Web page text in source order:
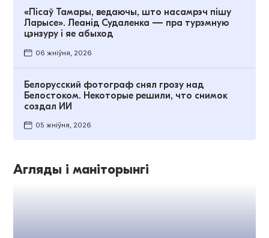
«Пісаў Тамары, ведаючы, што насамрэч пішу
Ларысе». Леанід Судаленка — пра турэмную
цэнзуру і яе абыход
06 жніўня, 2026
Белорусский фотограф снял грозу над
Белостоком. Некоторые решили, что снимок
создал ИИ
05 жніўня, 2026
Агляды і маніторынгі